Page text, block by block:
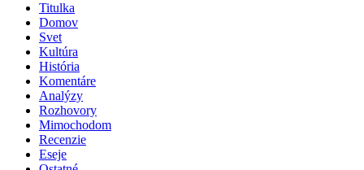
Titulka
Domov
Svet
Kultúra
História
Komentáre
Analýzy
Rozhovory
Mimochodom
Recenzie
Eseje